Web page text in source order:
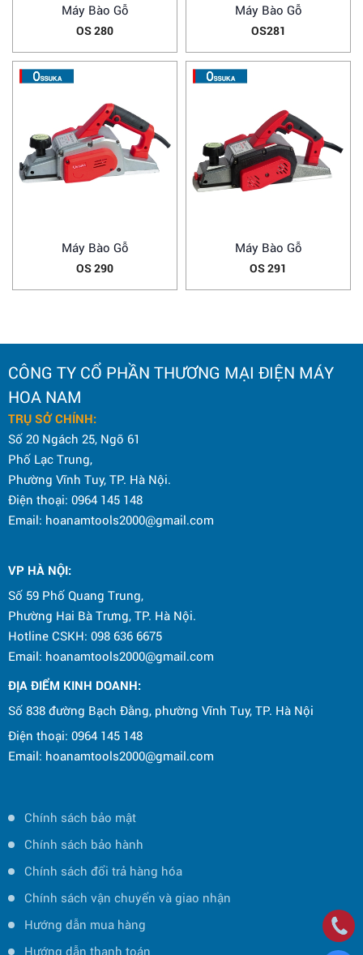
Máy Bào Gỗ
OS 280
Máy Bào Gỗ
OS281
Máy Bào Gỗ
OS 290
Máy Bào Gỗ
OS 291
CÔNG TY CỔ PHẦN THƯƠNG MẠI ĐIỆN MÁY
HOA NAM
TRỤ SỞ CHÍNH:
Số 20 Ngách 25, Ngõ 61
Phố Lạc Trung,
Phường Vĩnh Tuy, TP. Hà Nội.
Điện thoại: 0964 145 148
Email: hoanamtools2000@gmail.com
VP HÀ NỘI:
Số 59 Phố Quang Trung,
Phường Hai Bà Trưng, TP. Hà Nội.
Hotline CSKH: 098 636 6675
Email: hoanamtools2000@gmail.com
ĐỊA ĐIỂM KINH DOANH:
Số 838 đường Bạch Đằng, phường Vĩnh Tuy, TP. Hà Nội
Điện thoại: 0964 145 148
Email: hoanamtools2000@gmail.com
Chính sách bảo mật
Chính sách bảo hành
Chính sách đổi trả hàng hóa
Chính sách vận chuyển và giao nhận
Hướng dẫn mua hàng
Hướng dẫn thanh toán